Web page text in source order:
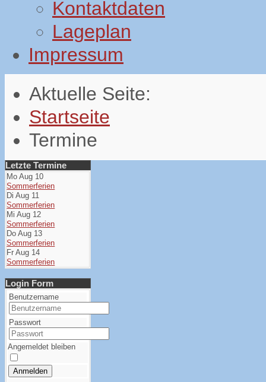
Kontaktdaten
Lageplan
Impressum
Aktuelle Seite:
Startseite
Termine
Letzte Termine
Mo Aug 10
Sommerferien
Di Aug 11
Sommerferien
Mi Aug 12
Sommerferien
Do Aug 13
Sommerferien
Fr Aug 14
Sommerferien
Login Form
Benutzername
Passwort
Angemeldet bleiben
Anmelden